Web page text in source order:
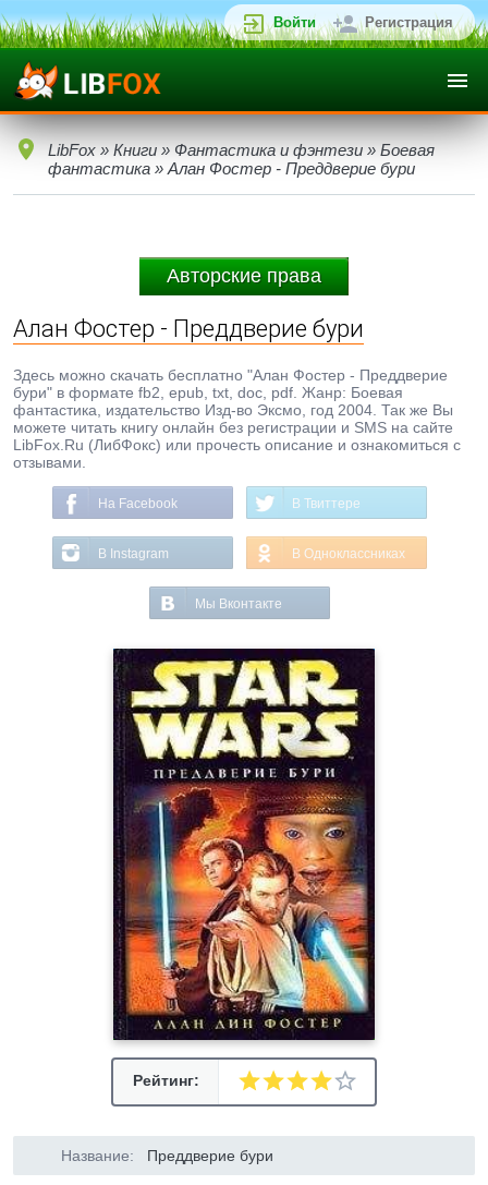
Войти Регистрация
LibFox » Книги » Фантастика и фэнтези » Боевая
фантастика » Алан Фостер - Преддверие бури
Авторские права
Алан Фостер - Преддверие бури
Здесь можно скачать бесплатно "Алан Фостер - Преддверие
бури" в формате fb2, epub, txt, doc, pdf. Жанр: Боевая
фантастика, издательство Изд-во Эксмо, год 2004. Так же Вы
можете читать книгу онлайн без регистрации и SMS на сайте
LibFox.Ru (ЛибФокс) или прочесть описание и ознакомиться с
отзывами.
На Facebook В Твиттере
В Instagram В Одноклассниках
Мы Вконтакте
Рейтинг:
Название: Преддверие бури